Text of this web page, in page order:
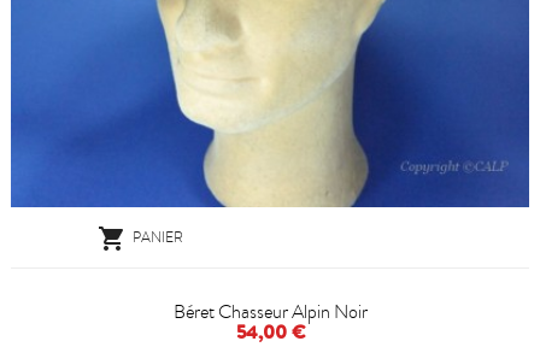
 PANIER
Béret Chasseur Alpin Noir
54,00 €